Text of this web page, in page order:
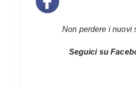
Non perdere i nuovi
Seguici su